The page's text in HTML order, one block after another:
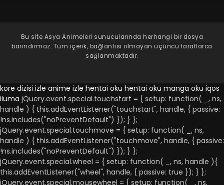
Bu site Asya Animeleri sunucularında herhangi bir dosya
barındırmaz. Tüm içerik, bağlantısı olmayan üçüncü taraflarca
sağlanmaktadır.
kore dizisi izle anime izle hentai oku hentai oku manga oku iqos
iluma jQuery.event.special.touchstart = { setup: function( _, ns,
handle ) { this.addEventListener("touchstart", handle, { passive:
!ns.includes("noPreventDefault") }); } };
jQuery.event.special.touchmove = { setup: function( _, ns,
handle ) { this.addEventListener("touchmove", handle, { passive:
!ns.includes("noPreventDefault") }); } };
jQuery.event.special.wheel = { setup: function( _, ns, handle ){
this.addEventListener("wheel", handle, { passive: true }); } };
jQuery.event.special.mousewheel = { setup: function( _, ns,